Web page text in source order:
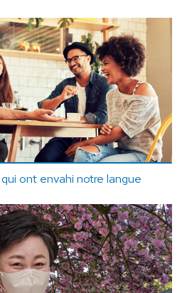
ont envahi notre langue